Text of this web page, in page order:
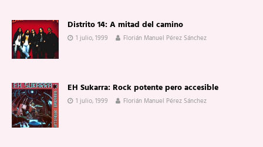
Distrito 14: A mitad del camino
1 julio, 1999 Florián Manuel Pérez Sánchez
EH Sukarra: Rock potente pero accesible
1 julio, 1999 Florián Manuel Pérez Sánchez